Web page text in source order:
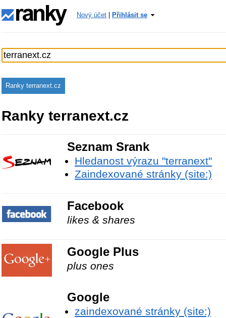
Nový účet Přihlásit se
Ranky terranext.cz
Ranky terranext.cz
Seznam Srank
Hledanost výrazu "terranext"
Zaindexované stránky (site:)
Facebook
likes & shares
Google Plus
plus ones
Google
zaindexované stránky (site:)